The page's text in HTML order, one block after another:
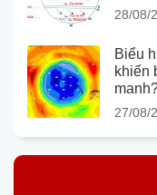
28/08/
Biểu
khiến
27/08/